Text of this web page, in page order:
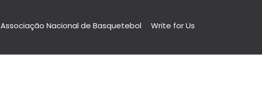
Associação Nacional de Basquetebol Write for Us